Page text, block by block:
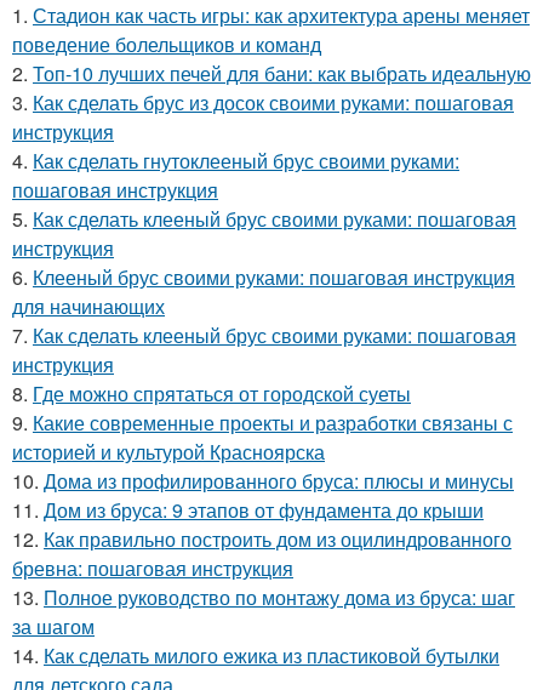
1. Стадион как часть игры: как архитектура арены меняет
поведение болельщиков и команд
2. Топ-10 лучших печей для бани: как выбрать идеальную
3. Как сделать брус из досок своими руками: пошаговая
инструкция
4. Как сделать гнутоклееный брус своими руками:
пошаговая инструкция
5. Как сделать клееный брус своими руками: пошаговая
инструкция
6. Клееный брус своими руками: пошаговая инструкция
для начинающих
7. Как сделать клееный брус своими руками: пошаговая
инструкция
8. Где можно спрятаться от городской суеты
9. Какие современные проекты и разработки связаны с
историей и культурой Красноярска
10. Дома из профилированного бруса: плюсы и минусы
11. Дом из бруса: 9 этапов от фундамента до крыши
12. Как правильно построить дом из оцилиндрованного
бревна: пошаговая инструкция
13. Полное руководство по монтажу дома из бруса: шаг
за шагом
14. Как сделать милого ежика из пластиковой бутылки